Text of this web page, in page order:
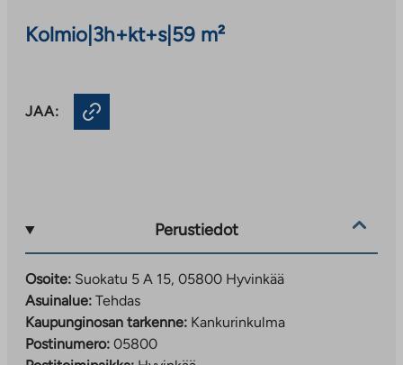
Kolmio 3h+kt+s| 59 m²
JAA:
Perustiedot
Osoite: Suokatu 5 A 15, 05800 Hyvinkää
Asuinalue: Tehdas
Kaupunginosan tarkenne: Kankurinkulma
Postinumero: 05800